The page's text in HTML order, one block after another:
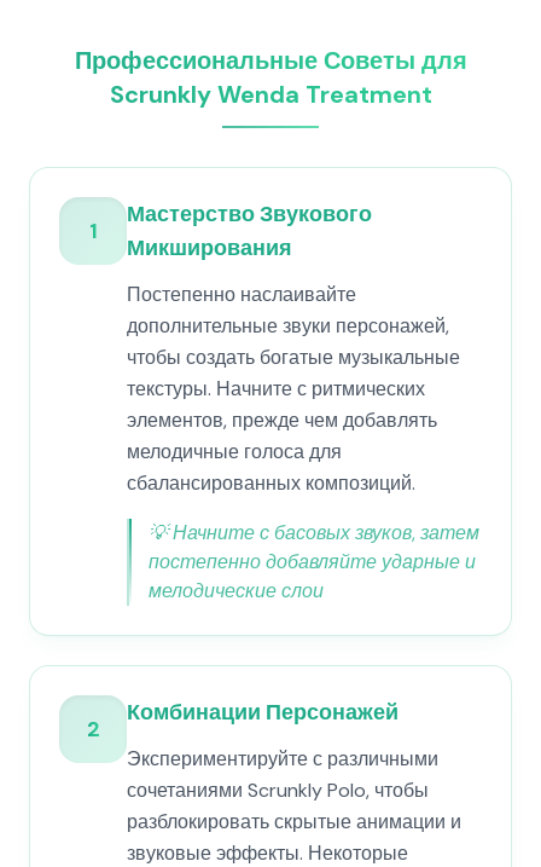
Профессиональные Советы для
Scrunkly Wenda Treatment
1
Мастерство Звукового
Микширования
Постепенно наслаивайте
дополнительные звуки персонажей,
чтобы создать богатые музыкальные
текстуры. Начните с ритмических
элементов, прежде чем добавлять
мелодичные голоса для
сбалансированных композиций.
💡Начните с басовых звуков, затем
постепенно добавляйте ударные и
мелодические слои
2
Комбинации Персонажей
Экспериментируйте с различными
сочетаниями Scrunkly Polo, чтобы
разблокировать скрытые анимации и
звуковые эффекты. Некоторые